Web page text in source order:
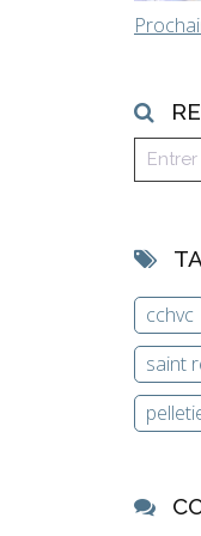
cchvc
saint